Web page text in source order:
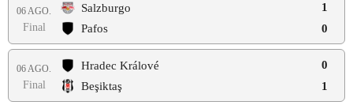
06 AGO.
Final
Salzburgo
Pafos
1
0
06 AGO.
Final
Hradec Králové
Beşiktaş
0
1